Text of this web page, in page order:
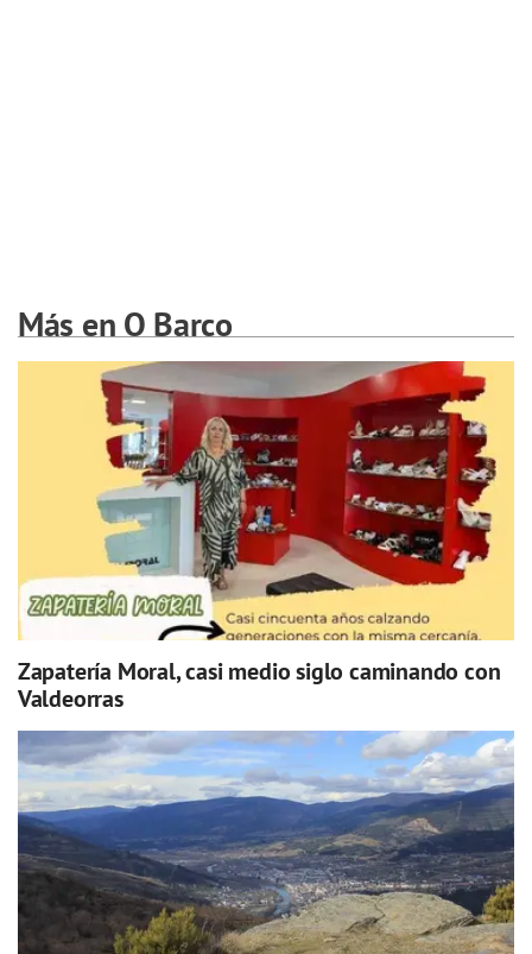
Más en O Barco
Zapatería Moral, casi medio siglo caminando con
Valdeorras